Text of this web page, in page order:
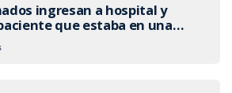
ingresan a hospital y
que estaba en una